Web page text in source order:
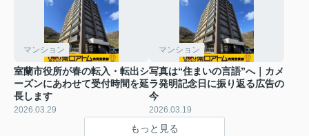
マンション
室蘭市役所が春の転入・転出シ
ーズンにあわせて受付時間を延
長します
2026.03.29
マンション
写真は“住まいの言語”へ｜カメ
ラ発明記念日に振り返る広告の
今
2026.03.19
もっと見る